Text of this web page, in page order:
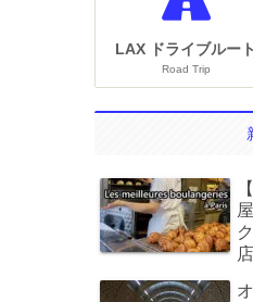
LAX ドライブルート
Road Trip